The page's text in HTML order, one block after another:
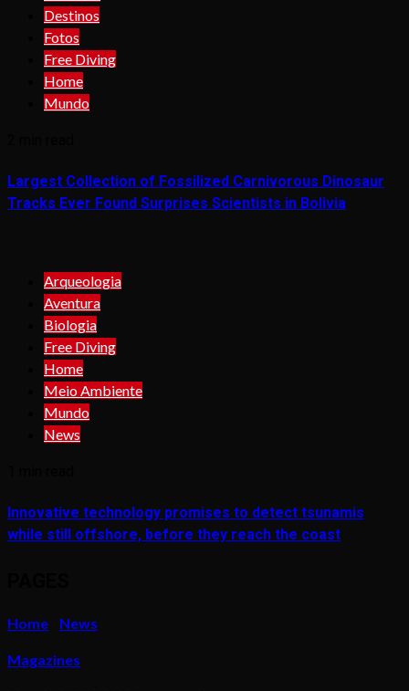
Destinos
Fotos
Free Diving
Home
Mundo
Largest Collection of Fossilized Carnivorous Dinosaur
Tracks Ever Found Surprises Scientists in Bolivia
Arqueologia
Aventura
Biologia
Free Diving
Home
Meio Ambiente
Mundo
News
Innovative technology promises to detect tsunamis
while still offshore, before they reach the coast
Home News
Magazines